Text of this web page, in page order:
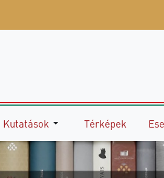
Kutatások Térképek